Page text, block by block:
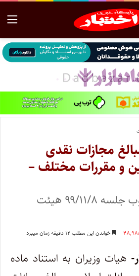
مجازات نقدی
و مقررات مختلف –
تصویب نامه مصوب جلسه ۹۹/۱۱/۸ هیئت
خواندن این مطلب ۱۲ دقیقه زمان میبرد
هیات وزیران به استناد ماده